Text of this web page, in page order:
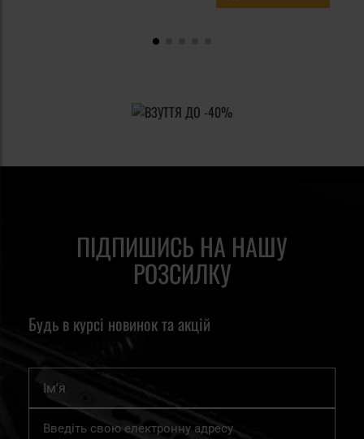
ПІДПИШИСЬ НА НАШУ
РОЗСИЛКУ
Будь в курсі новинок та акцій
Підпишіться